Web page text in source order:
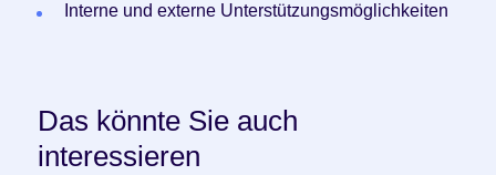
Interne und externe Unterstützungsmöglichkeiten
Das könnte Sie auch
interessieren